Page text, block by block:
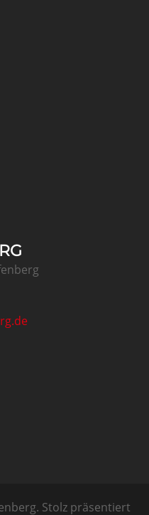
Stolz präsentiert